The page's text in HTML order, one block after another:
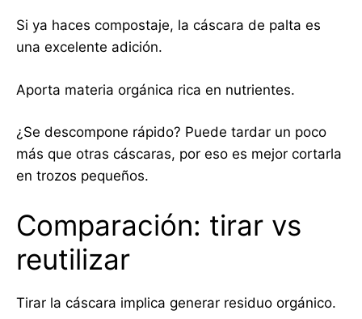
Si ya haces compostaje, la cáscara de palta es
una excelente adición.
Aporta materia orgánica rica en nutrientes.
¿Se descompone rápido? Puede tardar un poco
más que otras cáscaras, por eso es mejor cortarla
en trozos pequeños.
Comparación: tirar vs
reutilizar
Tirar la cáscara implica generar residuo orgánico.